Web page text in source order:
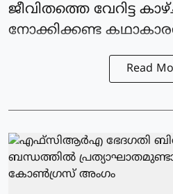
ജീവിതത്തെ വേറിട്ട
നോക്കിക്കണ്ട
Read